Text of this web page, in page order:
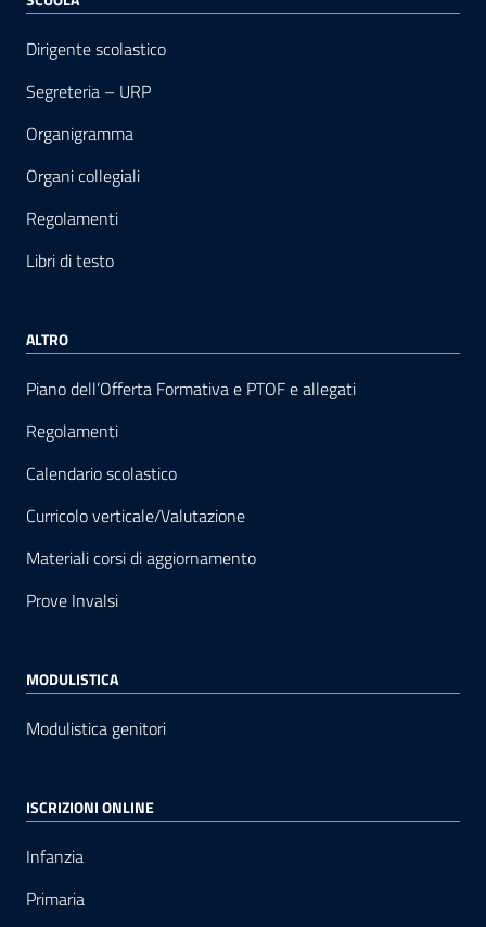
Dirigente scolastico
Segreteria – URP
Organigramma
Organi collegiali
Regolamenti
Libri di testo
ALTRO
Piano dell’Offerta Formativa e PTOF e allegati
Regolamenti
Calendario scolastico
Curricolo verticale/Valutazione
Materiali corsi di aggiornamento
Prove Invalsi
MODULISTICA
Modulistica genitori
ISCRIZIONI ONLINE
Infanzia
Primaria